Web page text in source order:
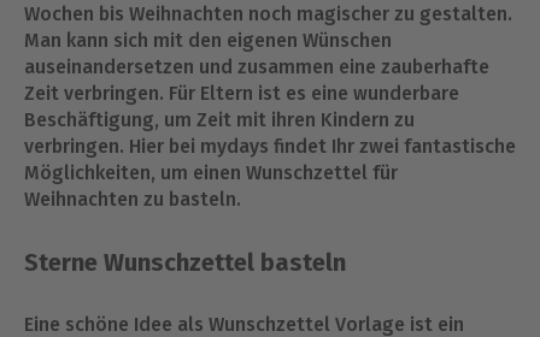
Wochen bis Weihnachten noch magischer zu gestalten.
Man kann sich mit den eigenen Wünschen
auseinandersetzen und zusammen eine zauberhafte
Zeit verbringen. Für Eltern ist es eine wunderbare
Beschäftigung, um Zeit mit ihren Kindern zu
verbringen. Hier bei mydays findet Ihr zwei fantastische
Möglichkeiten, um einen Wunschzettel für
Weihnachten zu basteln.
Sterne Wunschzettel basteln
Eine schöne Idee als Wunschzettel Vorlage ist ein